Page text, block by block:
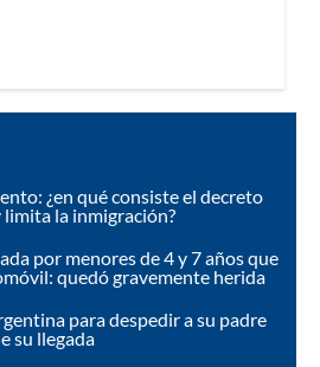
¿en qué consiste el decreto
la inmigración?
por menores de 4 y 7 años que
quedó gravemente herida
para despedir a su padre
su llegada